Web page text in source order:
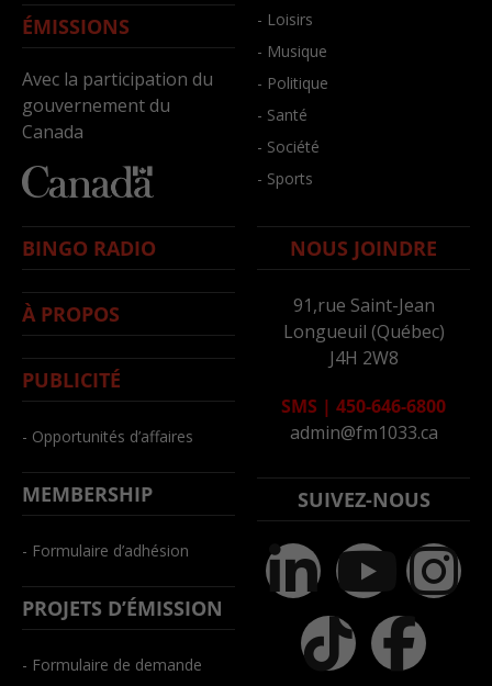
ÉMISSIONS
Avec la participation du
gouvernement du
Canada
- Loisirs
- Musique
- Politique
- Santé
- Société
- Sports
BINGO RADIO
À PROPOS
PUBLICITÉ
- Opportunités d’affaires
MEMBERSHIP
- Formulaire d’adhésion
PROJETS D’ÉMISSION
- Formulaire de demande
NOUS JOINDRE
91,rue Saint-Jean
Longueuil (Québec)
J4H 2W8
SMS | 450-646-6800
admin@fm1033.ca
SUIVEZ-NOUS